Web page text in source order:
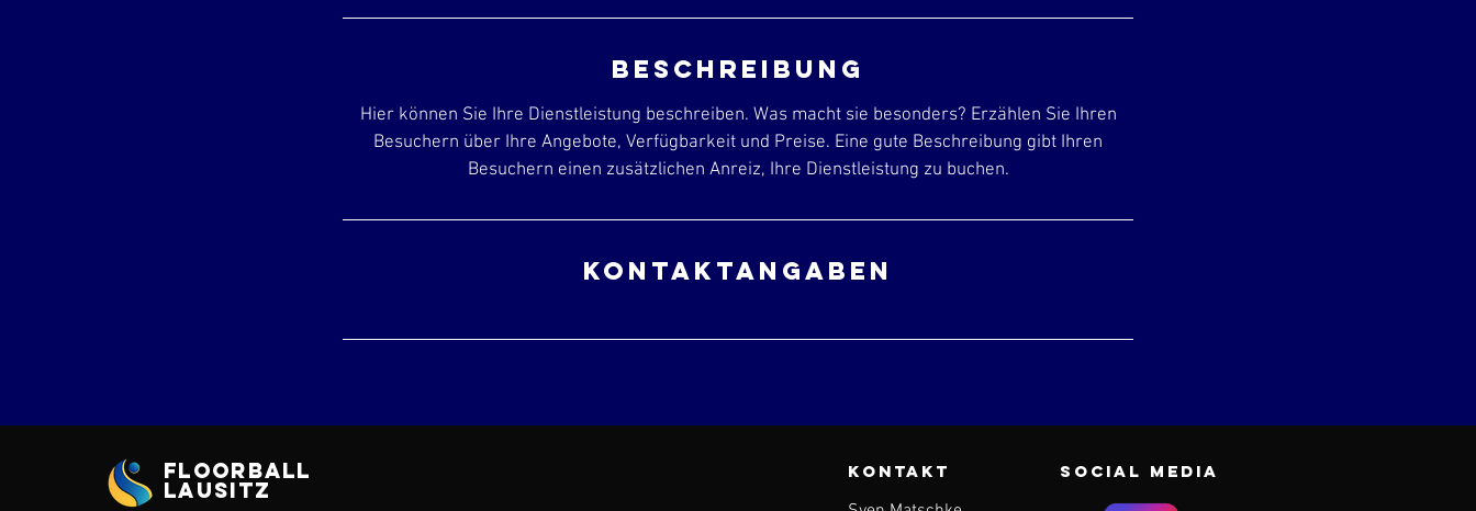
i
.
Beschreibung
Hier können Sie Ihre Dienstleistung beschreiben. Was macht sie besonders? Erzählen Sie Ihren
Besuchern über Ihre Angebote, Verfügbarkeit und Preise. Eine gute Beschreibung gibt Ihren
Besuchern einen zusätzlichen Anreiz, Ihre Dienstleistung zu buchen.
Kontaktangaben
Floorball
Lausitz
KONTAKT Social Media